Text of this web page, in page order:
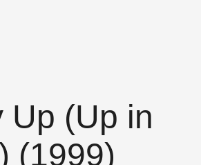
Up (Up in
(1999)